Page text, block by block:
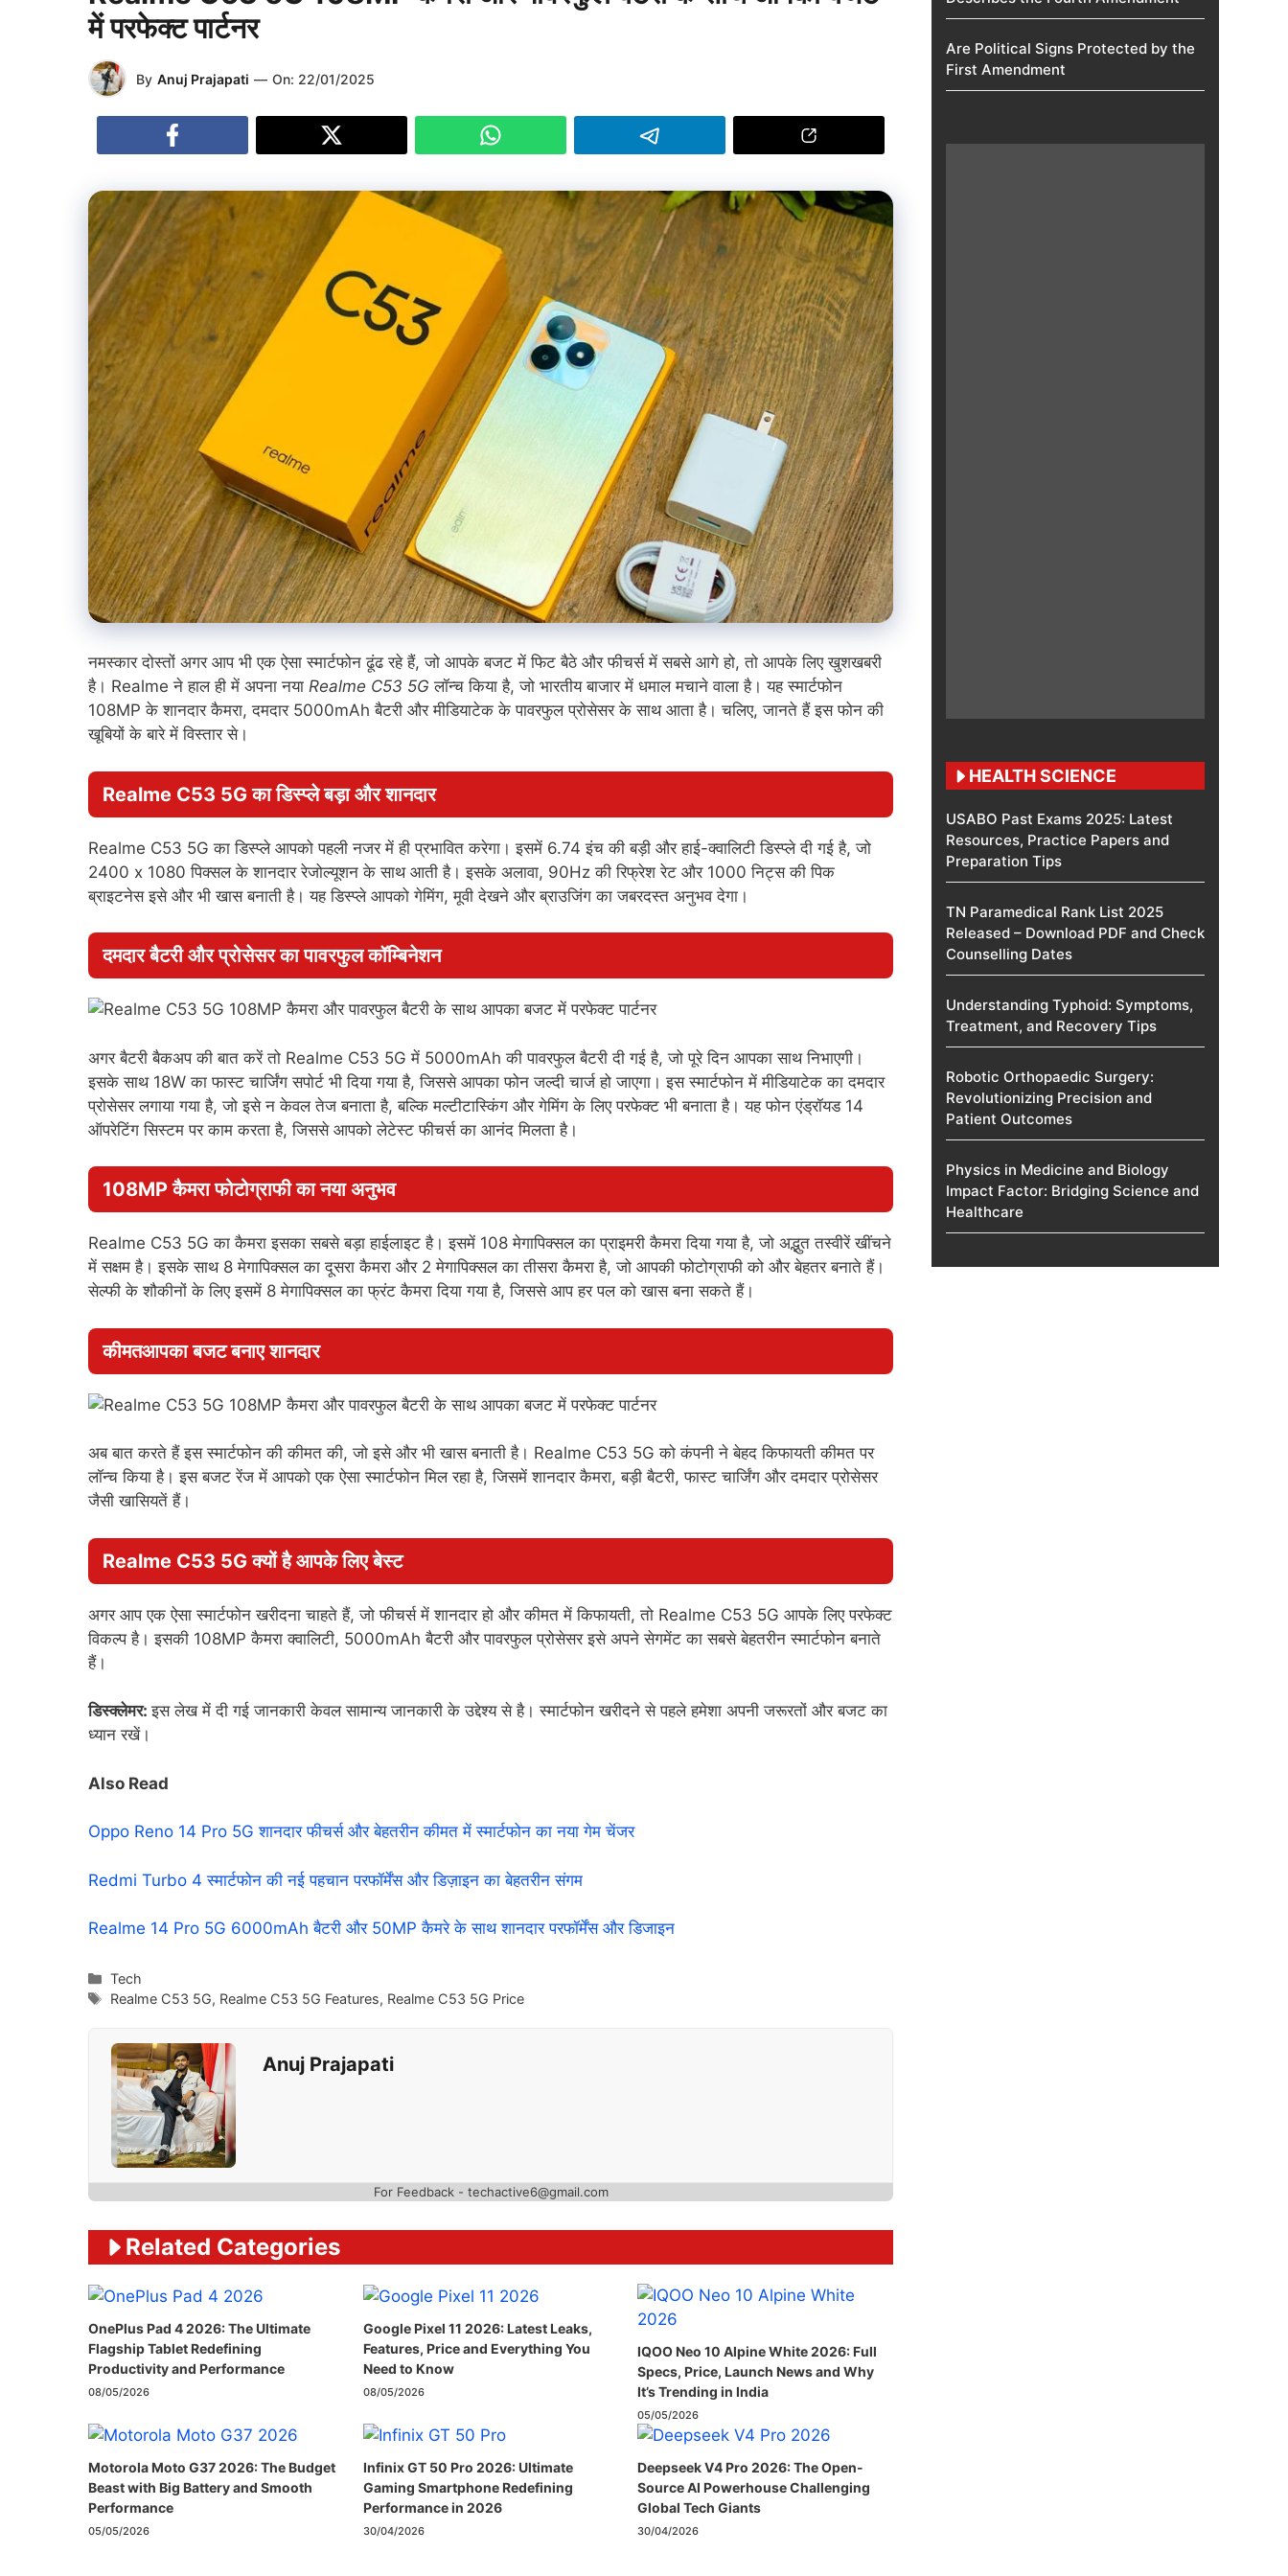
में परफेक्ट पार्टनर
By Anuj Prajapati — On: 22/01/2025
नमस्कार दोस्तों अगर आप भी एक ऐसा स्मार्टफोन ढूंढ रहे हैं, जो आपके बजट में फिट बैठे और फीचर्स में सबसे आगे हो, तो आपके लिए खुशखबरी
है। Realme ने हाल ही में अपना नया Realme C53 5G लॉन्च किया है, जो भारतीय बाजार में धमाल मचाने वाला है। यह स्मार्टफोन
108MP के शानदार कैमरा, दमदार 5000mAh बैटरी और मीडियाटेक के पावरफुल प्रोसेसर के साथ आता है। चलिए, जानते हैं इस फोन की
खूबियों के बारे में विस्तार से।
Realme C53 5G का डिस्प्ले बड़ा और शानदार
Realme C53 5G का डिस्प्ले आपको पहली नजर में ही प्रभावित करेगा। इसमें 6.74 इंच की बड़ी और हाई-क्वालिटी डिस्प्ले दी गई है, जो
2400 x 1080 पिक्सल के शानदार रेजोल्यूशन के साथ आती है। इसके अलावा, 90Hz की रिफ्रेश रेट और 1000 निट्स की पिक
ब्राइटनेस इसे और भी खास बनाती है। यह डिस्प्ले आपको गेमिंग, मूवी देखने और ब्राउजिंग का जबरदस्त अनुभव देगा।
दमदार बैटरी और प्रोसेसर का पावरफुल कॉम्बिनेशन
अगर बैटरी बैकअप की बात करें तो Realme C53 5G में 5000mAh की पावरफुल बैटरी दी गई है, जो पूरे दिन आपका साथ निभाएगी।
इसके साथ 18W का फास्ट चार्जिंग सपोर्ट भी दिया गया है, जिससे आपका फोन जल्दी चार्ज हो जाएगा। इस स्मार्टफोन में मीडियाटेक का दमदार
प्रोसेसर लगाया गया है, जो इसे न केवल तेज बनाता है, बल्कि मल्टीटास्किंग और गेमिंग के लिए परफेक्ट भी बनाता है। यह फोन एंड्रॉयड 14
ऑपरेटिंग सिस्टम पर काम करता है, जिससे आपको लेटेस्ट फीचर्स का आनंद मिलता है।
108MP कैमरा फोटोग्राफी का नया अनुभव
Realme C53 5G का कैमरा इसका सबसे बड़ा हाईलाइट है। इसमें 108 मेगापिक्सल का प्राइमरी कैमरा दिया गया है, जो अद्भुत तस्वीरें खींचने
में सक्षम है। इसके साथ 8 मेगापिक्सल का दूसरा कैमरा और 2 मेगापिक्सल का तीसरा कैमरा है, जो आपकी फोटोग्राफी को और बेहतर बनाते हैं।
सेल्फी के शौकीनों के लिए इसमें 8 मेगापिक्सल का फ्रंट कैमरा दिया गया है, जिससे आप हर पल को खास बना सकते हैं।
कीमतआपका बजट बनाए शानदार
अब बात करते हैं इस स्मार्टफोन की कीमत की, जो इसे और भी खास बनाती है। Realme C53 5G को कंपनी ने बेहद किफायती कीमत पर
लॉन्च किया है। इस बजट रेंज में आपको एक ऐसा स्मार्टफोन मिल रहा है, जिसमें शानदार कैमरा, बड़ी बैटरी, फास्ट चार्जिंग और दमदार प्रोसेसर
जैसी खासियतें हैं।
Realme C53 5G क्यों है आपके लिए बेस्ट
अगर आप एक ऐसा स्मार्टफोन खरीदना चाहते हैं, जो फीचर्स में शानदार हो और कीमत में किफायती, तो Realme C53 5G आपके लिए परफेक्ट
विकल्प है। इसकी 108MP कैमरा क्वालिटी, 5000mAh बैटरी और पावरफुल प्रोसेसर इसे अपने सेगमेंट का सबसे बेहतरीन स्मार्टफोन बनाते
हैं।
डिस्क्लेमर:इस लेख में दी गई जानकारी केवल सामान्य जानकारी के उद्देश्य से है। स्मार्टफोन खरीदने से पहले हमेशा अपनी जरूरतों और बजट का
ध्यान रखें।
Also Read
Oppo Reno 14 Pro 5G शानदार फीचर्स और बेहतरीन कीमत में स्मार्टफोन का नया गेम चेंजर
Redmi Turbo 4 स्मार्टफोन की नई पहचान परफॉर्मेंस और डिज़ाइन का बेहतरीन संगम
Realme 14 Pro 5G 6000mAh बैटरी और 50MP कैमरे के साथ शानदार परफॉर्मेंस और डिजाइन
Categories
Tech
Tags
Realme C53 5G, Realme C53 5G Features, Realme C53 5G Price
Anuj Prajapati
For Feedback - techactive6@gmail.com
Related Categories
OnePlus Pad 4 2026: The Ultimate
Flagship Tablet Redefining
Productivity and Performance
08/05/2026
Google Pixel 11 2026: Latest Leaks,
Features, Price and Everything You
Need to Know
08/05/2026
IQOO Neo 10 Alpine White 2026: Full
Specs, Price, Launch News and Why
It’s Trending in India
05/05/2026
Motorola Moto G37 2026: The Budget
Beast with Big Battery and Smooth
Performance
05/05/2026
Infinix GT 50 Pro 2026: Ultimate
Gaming Smartphone Redefining
Performance in 2026
30/04/2026
Deepseek V4 Pro 2026: The Open-
Source AI Powerhouse Challenging
Global Tech Giants
30/04/2026
Are Political Signs Protected by the
First Amendment​
HEALTH SCIENCE
USABO Past Exams 2025: Latest
Resources, Practice Papers and
Preparation Tips
TN Paramedical Rank List 2025
Released – Download PDF and Check
Counselling Dates
Understanding Typhoid: Symptoms,
Treatment, and Recovery Tips
Robotic Orthopaedic Surgery:
Revolutionizing Precision and
Patient Outcomes
Physics in Medicine and Biology
Impact Factor: Bridging Science and
Healthcare